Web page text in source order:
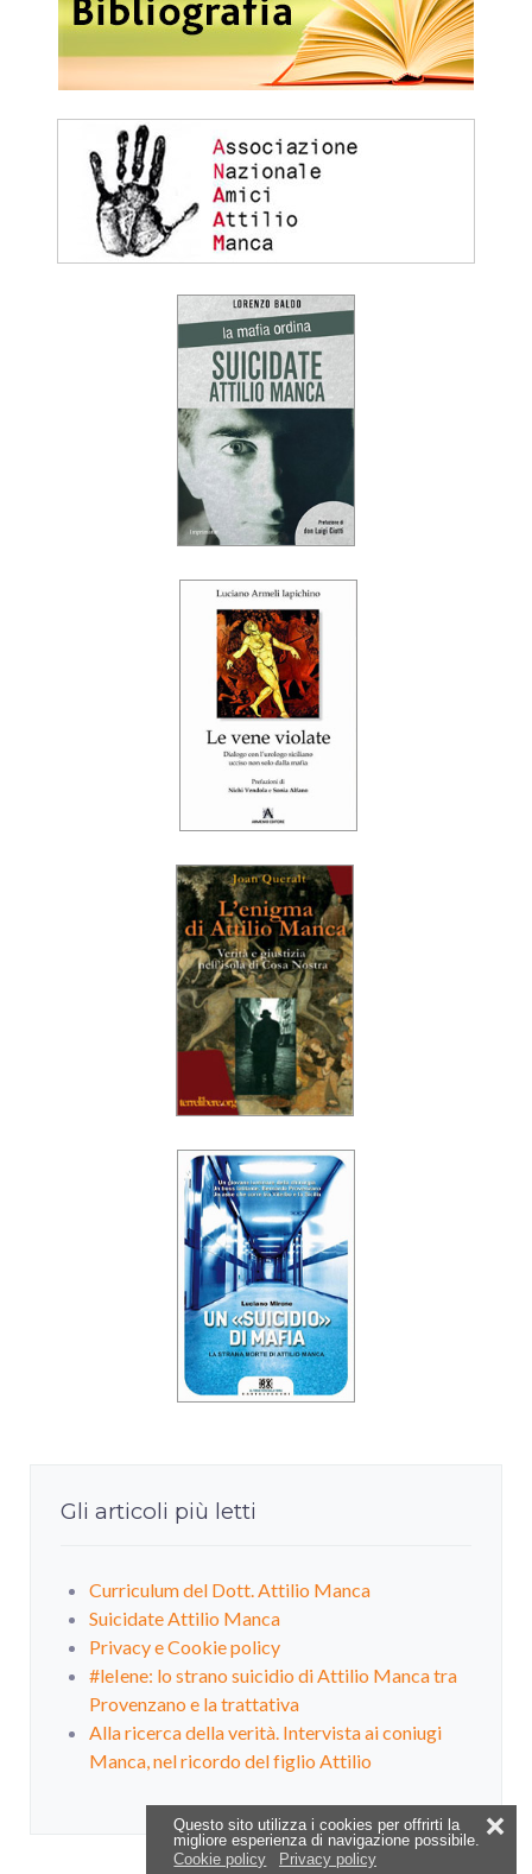
Questo sito utilizza i cookies per offrirti la
migliore esperienza di navigazione possibile.
Cookie policy
Privacy policy
❌
Gli articoli più letti
Curriculum del Dott. Attilio Manca
Suicidate Attilio Manca
Privacy e Cookie policy
#leIene: lo strano suicidio di Attilio Manca tra
Provenzano e la trattativa
Alla ricerca della verità. Intervista ai coniugi
Manca, nel ricordo del figlio Attilio